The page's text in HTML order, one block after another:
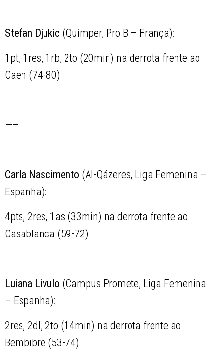
Stefan Djukic (Quimper, Pro B – França):
1pt, 1res, 1rb, 2to (20min) na derrota frente ao
Caen (74-80)
—–
Carla Nascimento (Al-Qázeres, Liga Femenina –
Espanha):
4pts, 2res, 1as (33min) na derrota frente ao
Casablanca (59-72)
Luiana Livulo (Campus Promete, Liga Femenina
– Espanha):
2res, 2dl, 2to (14min) na derrota frente ao
Bembibre (53-74)